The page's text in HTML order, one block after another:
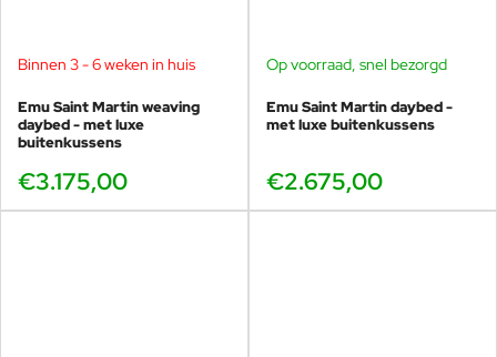
of tijdens de winter droog opbergt. Zo blijft de poef elk seizoen
fris, comfortabel en representatief.
Emu Saint Martin loungestoel (staal)
Binnen 3 - 6 weken in huis
Emu Saint Martin weaving
daybed - met luxe
buitenkussens
€3.175,00
Op voorraad, snel bezorgd
Emu Saint Martin daybed -
met luxe buitenkussens
€2.675,00